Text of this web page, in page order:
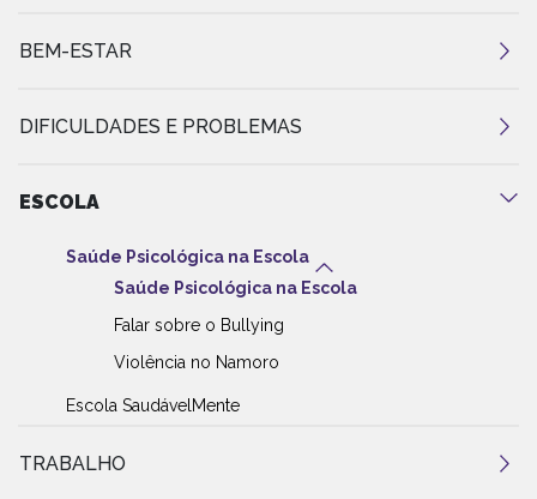
BEM-ESTAR
DIFICULDADES E PROBLEMAS
ESCOLA
Saúde Psicológica na Escola
Saúde Psicológica na Escola
Falar sobre o Bullying
Violência no Namoro
Escola SaudávelMente
TRABALHO